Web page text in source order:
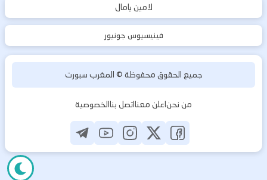
لامين يامال
فينيسيوس جونيور
جميع الحقوق محفوظة ©المغرب سبورت
من نحناعلن معنااتصل بناالخصوصية